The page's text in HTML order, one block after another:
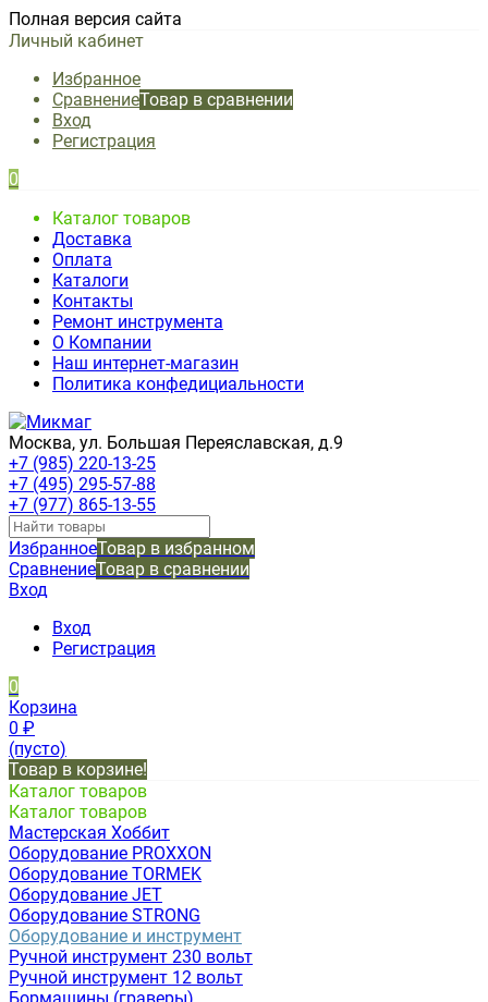
Полная версия сайта
Личный кабинет
Избранное
СравнениеТовар в сравнении
Вход
Регистрация
0
Каталог товаров
Доставка
Оплата
Каталоги
Контакты
Ремонт инструмента
О Компании
Наш интернет-магазин
Политика конфедициальности
Москва, ул. Большая Переяславская, д.9
+7 (985) 220-13-25
+7 (495) 295-57-88
+7 (977) 865-13-55
ИзбранноеТовар в избранном
СравнениеТовар в сравнении
Вход
Вход
Регистрация
0
Корзина
0 ₽
(пусто)
Товар в корзине!
Каталог товаров
Каталог товаров
Мастерская Хоббит
Оборудование PROXXON
Оборудование TORMEK
Оборудование JET
Оборудование STRONG
Оборудование и инструмент
Ручной инструмент 230 вольт
Ручной инструмент 12 вольт